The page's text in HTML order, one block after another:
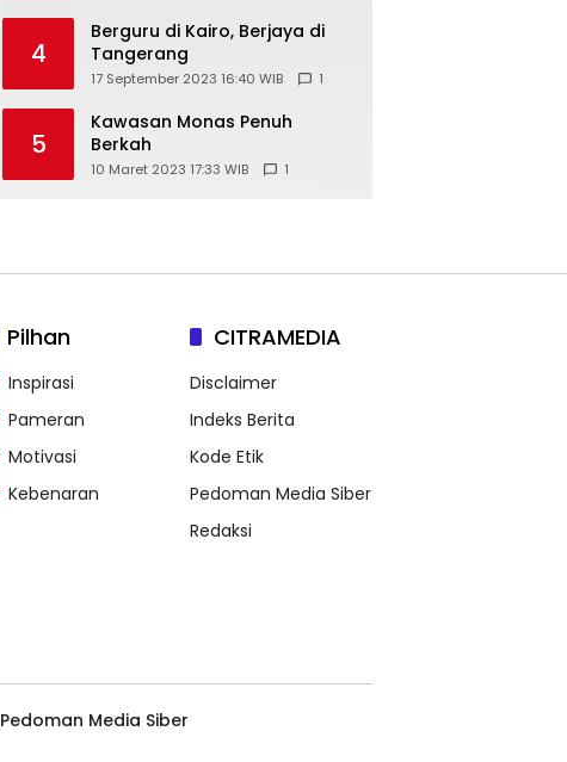
4
Berguru di Kairo, Berjaya di
Tangerang
17 September 2023 16:40 WIB 1
5
Kawasan Monas Penuh
Berkah
10 Maret 2023 17:33 WIB 1
Pilhan
Inspirasi
Pameran
Motivasi
Kebenaran
CITRAMEDIA
Disclaimer
Indeks Berita
Kode Etik
Pedoman Media Siber
Redaksi
Pedoman Media Siber